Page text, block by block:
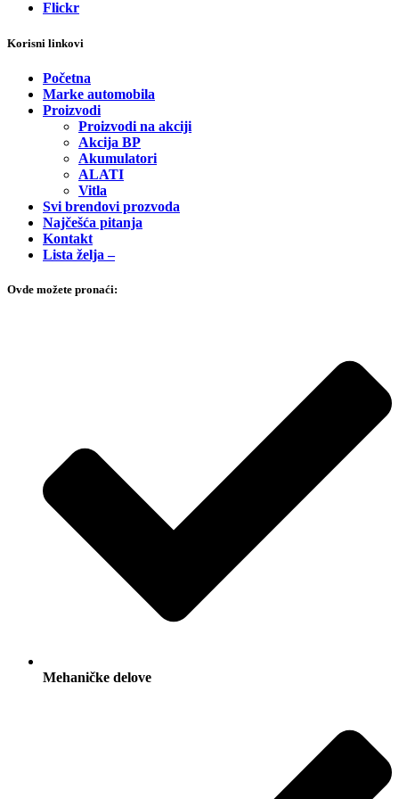
Flickr
Korisni linkovi
Početna
Marke automobila
Proizvodi
Proizvodi na akciji
Akcija BP
Akumulatori
ALATI
Vitla
Svi brendovi prozvoda
Najčešća pitanja
Kontakt
Lista želja –
Ovde možete pronaći:
Mehaničke delove